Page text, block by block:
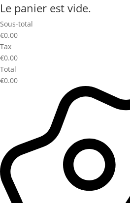
Le panier est vide.
Sous-total
€0.00
Tax
€0.00
Total
€0.00